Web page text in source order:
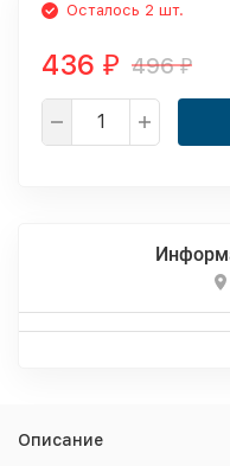
Осталось 2 шт.
436 ₽ 496₽
Описание